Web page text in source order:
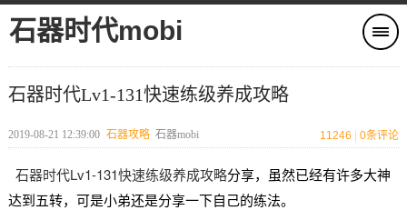
石器时代mobi
石器时代Lv1-131快速练级养成攻略
2019-08-21 12:39:00 石器攻略 石器mobi 11246 0条评论
石器时代Lv1-131快速练级养成攻略分享， 虽然已经有许多大神
达到五转， 可是小弟还是分享一下自己的练法。